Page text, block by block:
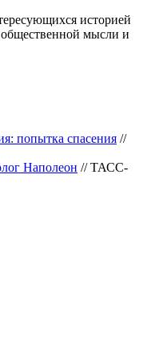
историей
мысли и
попытка спасения //
Наполеон // ТАСС-